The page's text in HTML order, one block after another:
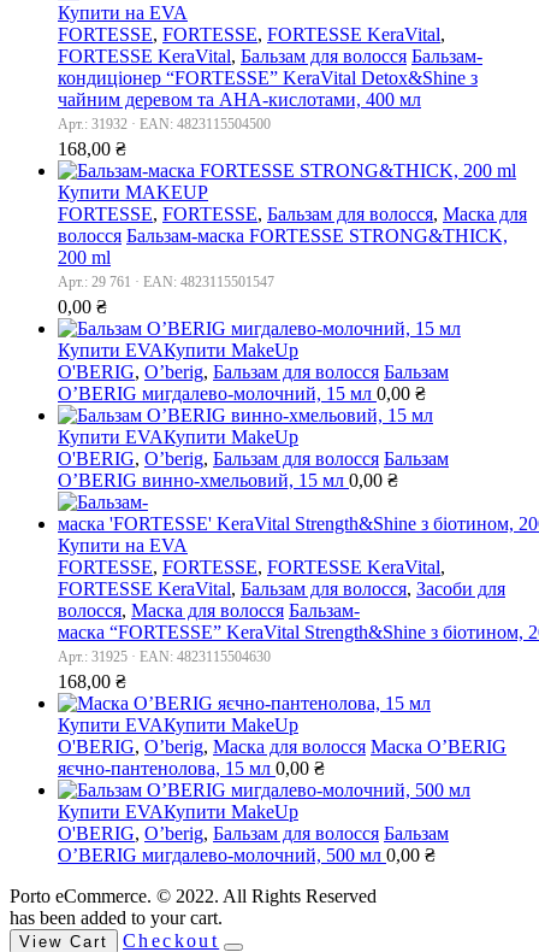
Купити на EVA
FORTESSE, FORTESSE, FORTESSE KeraVital,
FORTESSE KeraVital, Бальзам для волосся Бальзам-
кондиціонер “FORTESSE” KeraVital Detox&Shine з
чайним деревом та AHA-кислотами, 400 мл
Арт.: 31932 · EAN: 4823115504500
168,00 ₴
Купити MAKEUP
FORTESSE, FORTESSE, Бальзам для волосся, Маска для
волосся Бальзам-маска FORTESSE STRONG&THICK,
200 ml
Арт.: 29 761 · EAN: 4823115501547
0,00 ₴
Купити EVAКупити MakeUp
O'BERIG, O’berig, Бальзам для волосся Бальзам
O’BERIG мигдалево-молочний, 15 мл 0,00 ₴
Купити EVAКупити MakeUp
O'BERIG, O’berig, Бальзам для волосся Бальзам
O’BERIG винно-хмельовий, 15 мл 0,00 ₴
Купити на EVA
FORTESSE, FORTESSE, FORTESSE KeraVital,
FORTESSE KeraVital, Бальзам для волосся, Засоби для
волосся, Маска для волосся Бальзам-
маска “FORTESSE” KeraVital Strength&Shine з біотином,
Арт.: 31925 · EAN: 4823115504630
168,00 ₴
Купити EVAКупити MakeUp
O'BERIG, O’berig, Маска для волосся Маска O’BERIG
яєчно-пантенолова, 15 мл 0,00 ₴
Купити EVAКупити MakeUp
O'BERIG, O’berig, Бальзам для волосся Бальзам
O’BERIG мигдалево-молочний, 500 мл 0,00 ₴
Porto eCommerce. © 2022. All Rights Reserved
has been added to your cart.
View Cart Checkout